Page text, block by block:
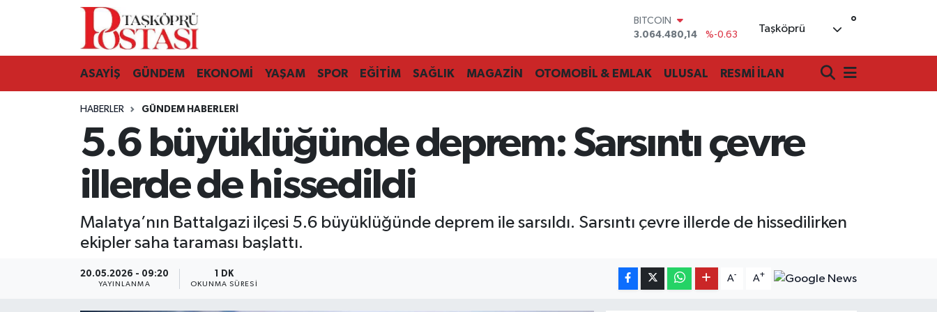
3.064.480,14
DOLAR
47,7143
%0.16
EURO
6510.40
%0.45
BİST100
Taşköprü °
ASAYİŞ GÜNDEM EKONOMİ YAŞAM SPOR EĞİTİM SAĞLIK MAGAZİN OTOMOBİL & EMLAK ULUSAL RESMİ İLAN
HABERLER GÜNDEM HABERLERI
5.6 büyüklüğünde deprem: Sarsıntı çevre
illerde de hissedildi
Malatya’nın Battalgazi ilçesi 5.6 büyüklüğünde deprem ile sarsıldı. Sarsıntı çevre illerde de hissedilirken
ekipler saha taraması başlattı.
20.05.2026 - 09:20
YAYINLANMA
1 DK
OKUNMA SÜRESI
A- A+
Kastamonu Vefat Edenler
Araç Haberleri
Azdavay Haberleri
Bozkurt Haberleri